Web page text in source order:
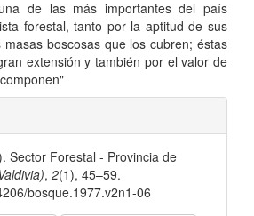
de las más importantes del país
forestal, tanto por la aptitud de sus
boscosas que los cubren; éstas
extensión y también por el valor de
Sector Forestal - Provincia de
, 2(1), 45–59.
bosque.1977.v2n1-06